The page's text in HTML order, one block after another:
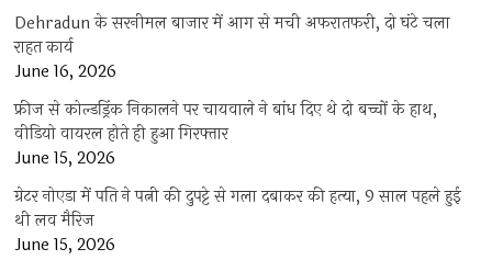
Dehradun के सरनीमल बाजार में आग से मची अफरातफरी, दो घंटे चला
राहत कार्य
June 16, 2026
फ्रीज से कोल्डड्रिंक निकालने पर चायवाले ने बांध दिए थे दो बच्चों के हाथ,
वीडियो वायरल होते ही हुआ गिरफ्तार
June 15, 2026
ग्रेटर नोएडा में पति ने पत्नी की दुपट्टे से गला दबाकर की हत्या, 9 साल पहले हुई
थी लव मैरिज
June 15, 2026